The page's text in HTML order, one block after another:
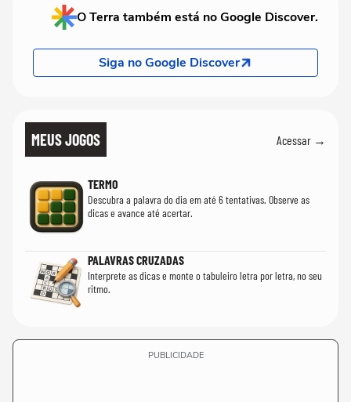
O Terra também está no Google Discover.
Siga no Google Discover
MEUS JOGOS Acessar →
TERMO
Descubra a palavra do dia em até 6 tentativas. Observe as
dicas e avance até acertar.
PALAVRAS CRUZADAS
Interprete as dicas e monte o tabuleiro letra por letra, no seu
ritmo.
PUBLICIDADE